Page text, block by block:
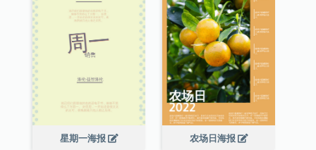
星期一海报 农场日海报